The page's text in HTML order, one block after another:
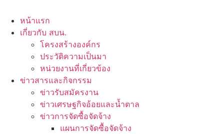
หน้าแรก
เกี่ยวกับ สบน.
โครงสร้างองค์กร
ประวัติความเป็นมา
หน่วยงานที่เกี่ยวข้อง
ข่าวสารและกิจกรรม
ข่าวรับสมัครงาน
ข่าวเศรษฐกิจอ้อยและน้ำตาล
ข่าวการจัดซื้อจัดจ้าง
แผนการจัดซื้อจัดจ้าง